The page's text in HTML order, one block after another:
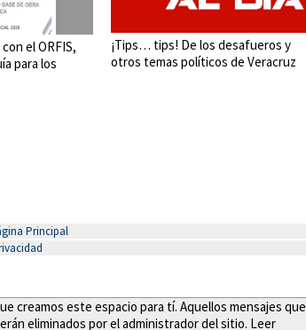
el ORFIS,
para los
¡Tips… tips! De los desafueros y
otros temas políticos de Veracruz
Principal
creamos este espacio para tí. Aquellos mensajes que
eliminados por el administrador del sitio. Leer